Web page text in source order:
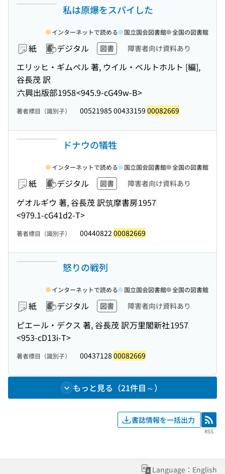
私は原爆をスパイした
紙 デジタル 図書 障害者向け資料あり
エリッヒ・ギムペル 著, ウイル・ベルトホルト [編],
谷長茂 訳
六興出版部1958<945.9-cG49w-B>
インターネットで読める 国立国会図書館 全国の図書館
著者標目（識別子） 00521985 00433159 00082669
ドナウの犠牲
紙 デジタル 図書 障害者向け資料あり
ゲオルギウ 著, 谷長茂 訳筑摩書房1957
<979.1-cG41d2-T>
インターネットで読める 国立国会図書館 全国の図書館
著者標目（識別子） 00440822 00082669
怒りの戦列
紙 デジタル 図書 障害者向け資料あり
ピエール・デクス 著, 谷長茂 訳万里閣新社1957
<953-cD13i-T>
インターネットで読める 国立国会図書館 全国の図書館
著者標目（識別子） 00437128 00082669
もっと見る（21件目～）
書誌情報を一括出力 RSS
RSS
Language：English